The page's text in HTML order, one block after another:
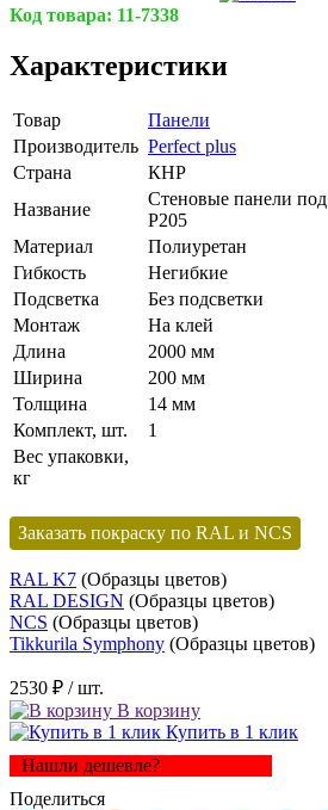
Код товара: 11-7338
Характеристики
Товар
Панели
Производитель Perfect plus
Страна
КНР
Название
Стеновые панели
P205
Материал
Полиуретан
Гибкость
Негибкие
Подсветка
Без подсветки
Монтаж
На клей
Длина
2000 мм
Ширина
200 мм
Толщина
14 мм
Комплект, шт.
1
Вес упаковки,
кг
Заказать покраску по RAL и NCS
RAL K7 (Образцы цветов)
RAL DESIGN (Образцы цветов)
NCS (Образцы цветов)
Tikkurila Symphony (Образцы цветов)
2530 ₽ / шт.
В корзину
Купить в 1 клик
Нашли дешевле?
Поделиться